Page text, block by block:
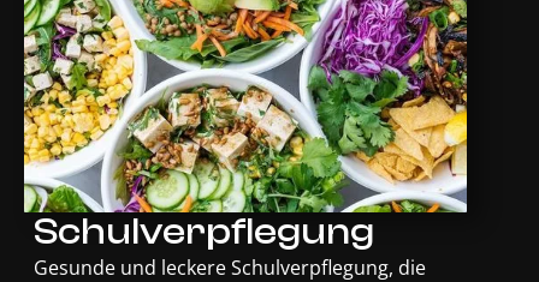
Schulverpflegung
Gesunde und leckere Schulverpflegung, die